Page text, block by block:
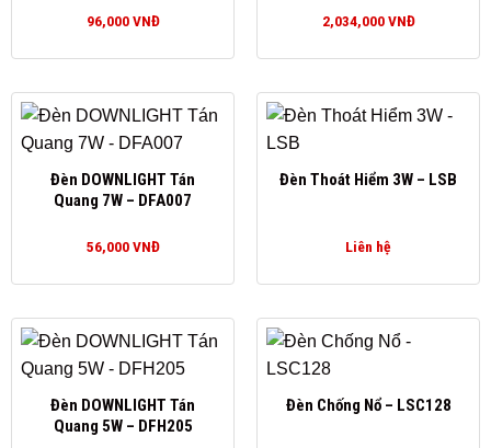
96,000VNĐ 2,034,000VNĐ
Đèn DOWNLIGHT Tán
Quang 7W – DFA007
56,000VNĐ
Đèn Thoát Hiểm 3W – LSB
Liên hệ
Đèn DOWNLIGHT Tán
Quang 5W – DFH205
Đèn Chống Nổ – LSC128